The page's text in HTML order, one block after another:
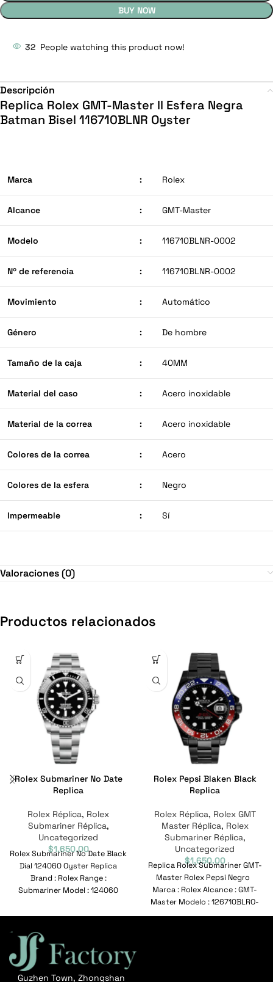
BUY NOW
32 People watching this product now!
Descripción
Replica Rolex GMT-Master II Esfera Negra
Batman Bisel 116710BLNR Oyster
Marca : Rolex
Alcance : GMT-Master
Modelo : 116710BLNR-0002
Nº de referencia : 116710BLNR-0002
Movimiento : Automático
Género : De hombre
Tamaño de la caja : 40MM
Material del caso : Acero inoxidable
Material de la correa : Acero inoxidable
Colores de la correa : Acero
Colores de la esfera : Negro
Impermeable : Sí
Valoraciones (0)
Productos relacionados
Rolex Submariner No Date
Replica
Rolex Réplica, Rolex
Submariner Réplica,
Uncategorized
$1,650.00
Rolex Submariner No Date Black
Dial 124060 Oyster Replica
Brand : Rolex Range :
Submariner Model : 124060
Rolex Pepsi Blaken Black
Replica
Rolex Réplica, Rolex GMT
Master Réplica, Rolex
Submariner Réplica,
Uncategorized
$1,650.00
Replica Rolex Submariner GMT-
Master Rolex Pepsi Negro
Marca : Rolex Alcance : GMT-
Master Modelo : 126710BLRO-
0001 Nº de referencia
Guzhen Town, Zhongshan